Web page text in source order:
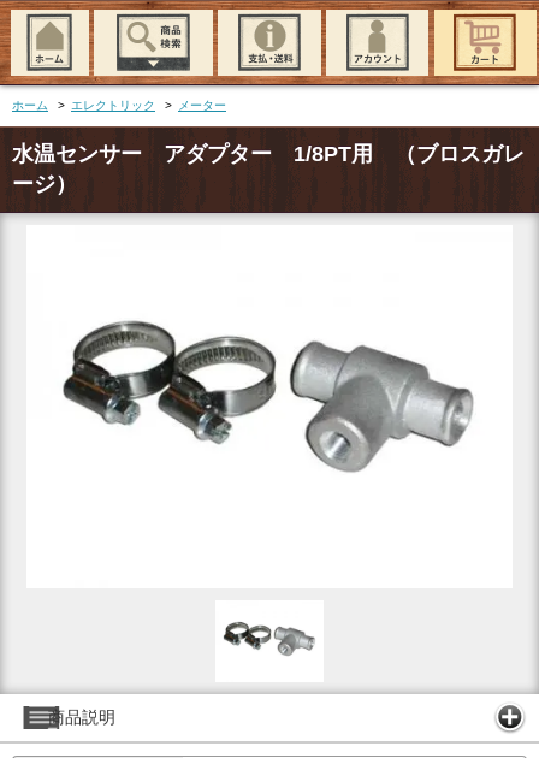
ホーム > エレクトリック > メーター
水温センサー アダプター 1/8PT用 （ブロスガレ
ージ）
商品説明